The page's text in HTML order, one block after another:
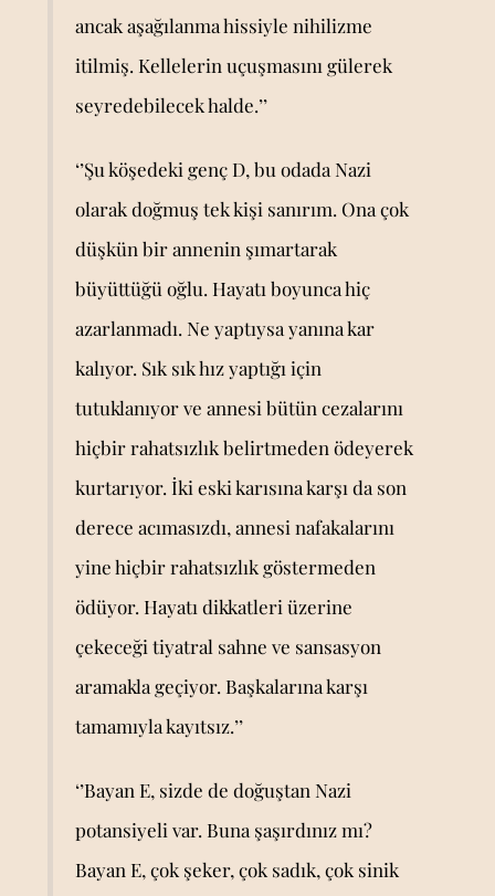
ancak aşağılanma hissiyle nihilizme
itilmiş. Kellelerin uçuşmasını gülerek
seyredebilecek halde.’’
‘’Şu köşedeki genç D, bu odada Nazi
olarak doğmuş tek kişi sanırım. Ona çok
düşkün bir annenin şımartarak
büyüttüğü oğlu. Hayatı boyunca hiç
azarlanmadı. Ne yaptıysa yanına kar
kalıyor. Sık sık hız yaptığı için
tutuklanıyor ve annesi bütün cezalarını
hiçbir rahatsızlık belirtmeden ödeyerek
kurtarıyor. İki eski karısına karşı da son
derece acımasızdı, annesi nafakalarını
yine hiçbir rahatsızlık göstermeden
ödüyor. Hayatı dikkatleri üzerine
çekeceği tiyatral sahne ve sansasyon
aramakla geçiyor. Başkalarına karşı
tamamıyla kayıtsız.’’
‘’Bayan E, sizde de doğuştan Nazi
potansiyeli var. Buna şaşırdınız mı?
Bayan E, çok şeker, çok sadık, çok sinik